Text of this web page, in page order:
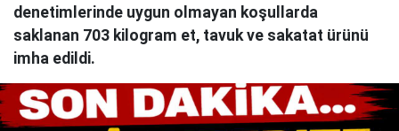
denetimlerinde uygun olmayan koşullarda
saklanan 703 kilogram et, tavuk ve sakatat ürünü
imha edildi.